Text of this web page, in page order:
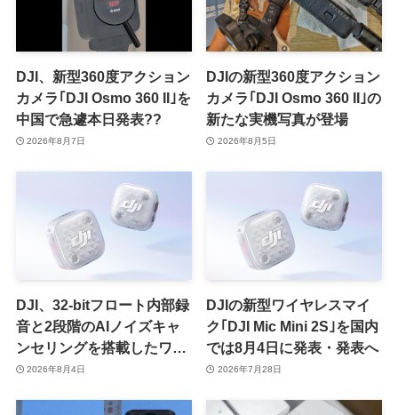
DJI、新型360度アクション
カメラ｢DJI Osmo 360 II｣を
中国で急遽本日発表??
2026年8月7日
DJIの新型360度アクション
カメラ｢DJI Osmo 360 II｣の
新たな実機写真が登場
2026年8月5日
DJI、32-bitフロート内部録
音と2段階のAIノイズキャ
ンセリングを搭載したワイ
ヤレスマイク｢DJI Mic Mini
2026年8月4日
DJIの新型ワイヤレスマイ
ク｢DJI Mic Mini 2S｣を国内
では8月4日に発表・発表へ
2026年7月28日